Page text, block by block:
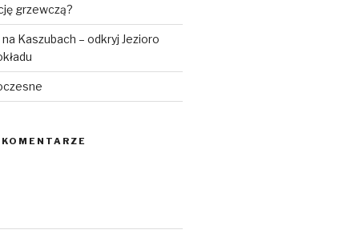
grzewczą?
Kaszubach – odkryj Jezioro